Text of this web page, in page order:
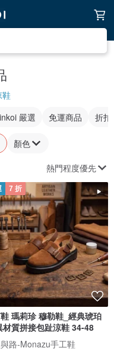
鞋
嚴選 免運商品 折扣
顏色
熱門程度優先
7 折
瑪莉珍 穆勒鞋_經典琥珀
材質拼接包趾涼鞋 34-48
與路-Monazu手工鞋